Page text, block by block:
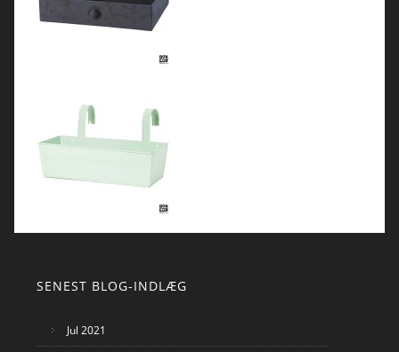
SENEST BLOG-INDLÆG
Jul 2021